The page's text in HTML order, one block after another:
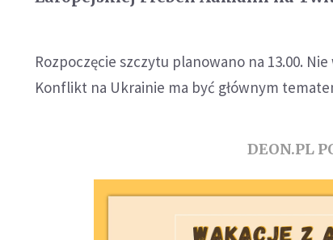
Rozpoczęcie szczytu planowano na 13.00.
Konflikt na Ukrainie ma być głównym
DEON.PL